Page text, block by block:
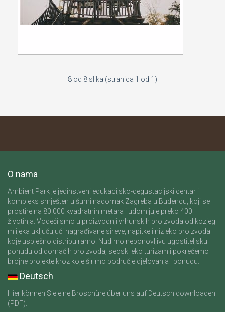
8 od 8 slika (stranica 1 od 1)
O nama
Ambient Park je jedinstveni edukacijsko-degustacijski centar i
kompleks smješten u šumi nadomak Zagreba u Budencu, koji se
prostire na 80.000 kvadratnih metara i udomljuje preko 400
životinja. Vodeći smo u proizvodnji vrhunskih proizvoda od kozjeg
mlijeka uključujući nagrađivane sireve, napitke i niz eko proizvoda
koje uspješno distribuiramo. Nudimo neponovljivu ugostiteljsku
ponudu od domaćih proizvoda, seoski eko turizam i pokrećemo
brojne projekte kroz koje širimo područje djelovanja i ponudu.
Deutsch
Hier können Sie eine Broschüre über uns auf Deutsch downloaden
(PDF).